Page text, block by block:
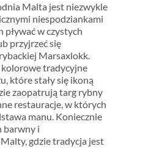
Malta jest niezwykle
niespodziankami
pływać w czystych
przyjrzeć się
Marsaxlokk.
kolorowe tradycyjne
które stały się ikoną
zaopatrują targ rybny
restauracje, w których
manu. Koniecznie
barwny i
gdzie tradycja jest